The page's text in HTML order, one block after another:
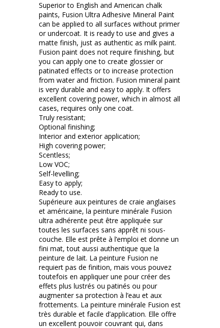
Superior to English and American chalk
paints, Fusion Ultra Adhesive Mineral Paint
can be applied to all surfaces without primer
or undercoat. It is ready to use and gives a
matte finish, just as authentic as milk paint.
Fusion paint does not require finishing, but
you can apply one to create glossier or
patinated effects or to increase protection
from water and friction. Fusion mineral paint
is very durable and easy to apply. It offers
excellent covering power, which in almost all
cases, requires only one coat.
Truly resistant;
Optional finishing;
Interior and exterior application;
High covering power;
Scentless;
Low VOC;
Self-levelling;
Easy to apply;
Ready to use.
Supérieure aux peintures de craie anglaises
et américaine, la peinture minérale Fusion
ultra adhérente peut être appliquée sur
toutes les surfaces sans apprêt ni sous-
couche. Elle est prête à l’emploi et donne un
fini mat, tout aussi authentique que la
peinture de lait. La peinture Fusion ne
requiert pas de finition, mais vous pouvez
toutefois en appliquer une pour créer des
effets plus lustrés ou patinés ou pour
augmenter sa protection à l’eau et aux
frottements. La peinture minérale Fusion est
très durable et facile d’application. Elle offre
un excellent pouvoir couvrant qui, dans